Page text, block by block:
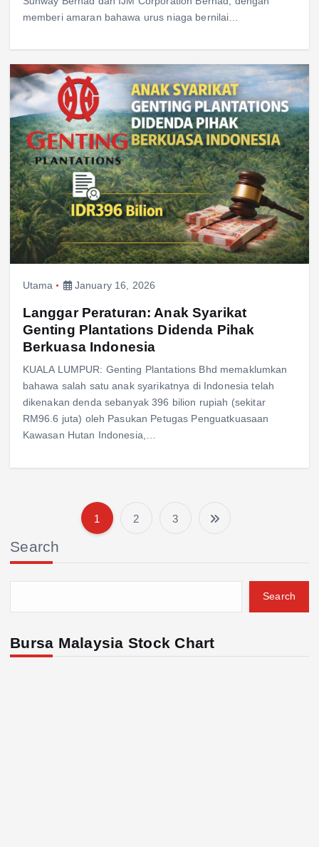
memberi amaran bahawa urus niaga bernilai…
Utama January 16, 2026
Langgar Peraturan: Anak Syarikat
Genting Plantations Didenda Pihak
Berkuasa Indonesia
KUALA LUMPUR: Genting Plantations Bhd memaklumkan
bahawa salah satu anak syarikatnya di Indonesia telah
dikenakan denda sebanyak 396 bilion rupiah (sekitar
RM96.6 juta) oleh Pasukan Petugas Penguatkuasaan
Kawasan Hutan Indonesia,…
s
t
1 2 3
Search
Search
Bursa Malaysia Stock Chart